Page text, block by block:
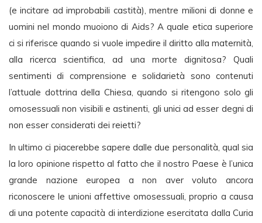
(e incitare ad improbabili castità), mentre milioni di donne e
uomini nel mondo muoiono di Aids? A quale etica superiore
ci si riferisce quando si vuole impedire il diritto alla maternità,
alla ricerca scientifica, ad una morte dignitosa? Quali
sentimenti di comprensione e solidarietà sono contenuti
l’attuale dottrina della Chiesa, quando si ritengono solo gli
omosessuali non visibili e astinenti, gli unici ad esser degni di
non esser considerati dei reietti?
In ultimo ci piacerebbe sapere dalle due personalità, qual sia
la loro opinione rispetto al fatto che il nostro Paese è l’unica
grande nazione europea a non aver voluto ancora
riconoscere le unioni affettive omosessuali, proprio a causa
di una potente capacità di interdizione esercitata dalla Curia